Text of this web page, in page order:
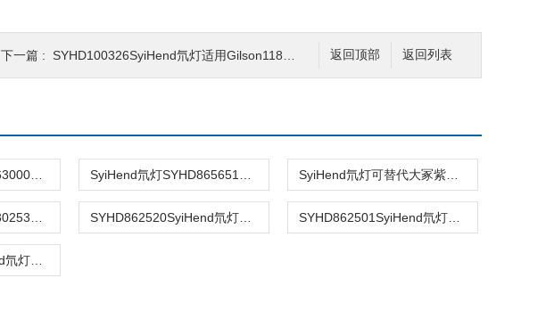
返回列表
返回顶部
下一篇 : SYHD100326SyiHend氘灯适用Gilson118/119/151/152/153